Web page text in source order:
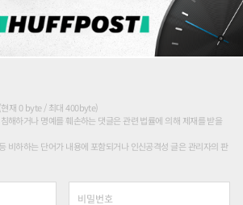
현재 0 byte / 최대 400byte)
해하거나 명예를 훼손하는 댓글은 관련 법률에 의해 제재를 받을
비하하는 단어가 내용에 포함되거나 인신공격성 글은 관리자의 판